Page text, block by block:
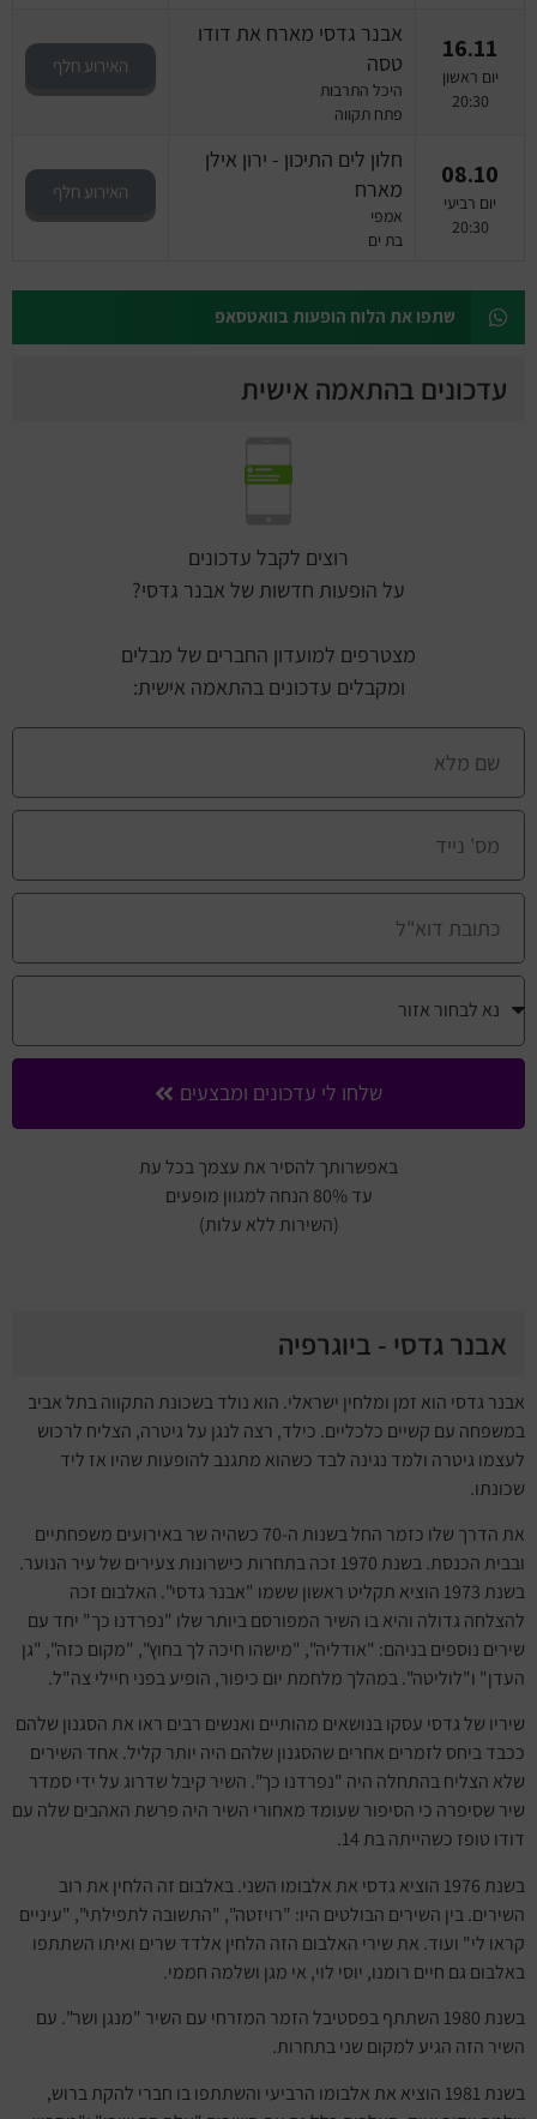
16.11
יום ראשון
20:30
אבנר גדסי מארח את דודו
טסה
היכל התרבות
פתח תקווה
האירוע חלף
08.10
יום רביעי
20:30
חלון לים התיכון - ירון אילן
מארח
אמפי
בת ים
האירוע חלף
שתפו את הלוח הופעות בוואטסאפ
עדכונים בהתאמה אישית
רוצים לקבל עדכונים
על הופעות חדשות של אבנר גדסי?
מצטרפים למועדון החברים של מבלים
ומקבלים עדכונים בהתאמה אישית:
שלחו לי עדכונים ומבצעים
באפשרותך להסיר את עצמך בכל עת
עד 80% הנחה למגוון מופעים
(השירות ללא עלות)
אבנר גדסי - ביוגרפיה
אבנר גדסי הוא זמן ומלחין ישראלי. הוא נולד בשכונת התקווה בתל אביב
במשפחה עם קשיים כלכליים. כילד, רצה לנגן על גיטרה, הצליח לרכוש
לעצמו גיטרה ולמד נגינה לבד כשהוא מתגנב להופעות שהיו אז ליד
שכונתו.
את הדרך שלו כזמר החל בשנות ה-70 כשהיה שר באירועים משפחתיים
ובבית הכנסת. בשנת 1970 זכה בתחרות כישרונות צעירים של עיר הנוער.
בשנת 1973 הוציא תקליט ראשון ששמו "אבנר גדסי". האלבום זכה
להצלחה גדולה והיא בו השיר המפורסם ביותר שלו "נפרדנו כך" יחד עם
שירים נוספים בניהם: "אודליה", "מישהו חיכה לך בחוץ", "מקום כזה", "גן
העדן" ו"לוליטה". במהלך מלחמת יום כיפור, הופיע בפני חיילי צה"ל.
שיריו של גדסי עסקו בנושאים מהותיים ואנשים רבים ראו את הסגנון שלהם
ככבד ביחס לזמרים אחרים שהסגנון שלהם היה יותר קליל. אחד השירים
שלא הצליח בהתחלה היה "נפרדנו כך". השיר קיבל שדרוג על ידי סמדר
שיר שסיפרה כי הסיפור שעומד מאחורי השיר היה פרשת האהבים שלה עם
דודו טופז כשהייתה בת 14.
בשנת 1976 הוציא גדסי את אלבומו השני. באלבום זה הלחין את רוב
השירים. בין השירים הבולטים היו: "רויזטה", "התשובה לתפילתי", "עיניים
קראו לי" ועוד. את שירי האלבום הזה הלחין אלדד שרים ואיתו השתתפו
באלבום גם חיים רומנו, יוסי לוי, אי מגן ושלמה חממי.
בשנת 1980 השתתף בפסטיבל הזמר המזרחי עם השיר "מנגן ושר". עם
השיר הזה הגיע למקום שני בתחרות.
בשנת 1981 הוציא את אלבומו הרביעי והשתתפו בו חברי להקת ברוש,